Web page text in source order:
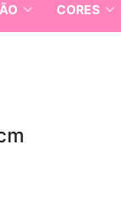
CORES